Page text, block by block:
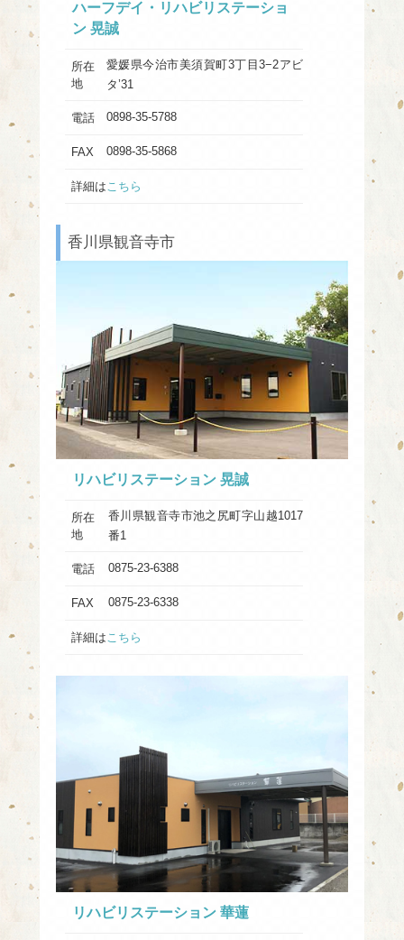
ハーフデイ・リハビリステーショ
ン 晃誠
所在
地
愛媛県今治市美須賀町3丁目3−2アビ
タ’31
電話 0898-35-5788
FAX 0898-35-5868
詳細は こちら
香川県観音寺市
リハビリステーション 晃誠
所在
地
香川県観音寺市池之尻町字山越1017
番1
電話 0875-23-6388
FAX 0875-23-6338
詳細は こちら
リハビリステーション 華蓮